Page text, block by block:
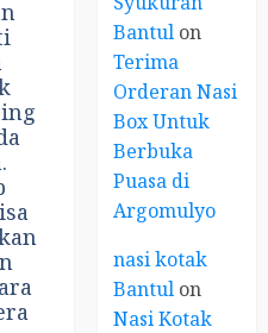
Bantul on
Terima
Orderan Nasi
Box Untuk
Berbuka
Puasa di
Argomulyo
nasi kotak
Bantul on
Nasi Kotak